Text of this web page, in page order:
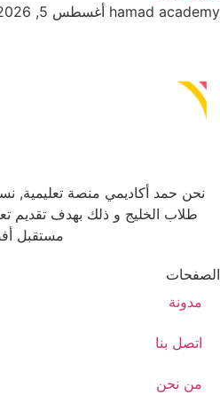
hamad academy أغسطس 5, 2026
نحن حمد أكاديمي منصة تعليمية,
طلاب الخليج و ذلك بهدف تقديم
مستقبل
الصفحات
مدونة
اتصل بنا
من نحن